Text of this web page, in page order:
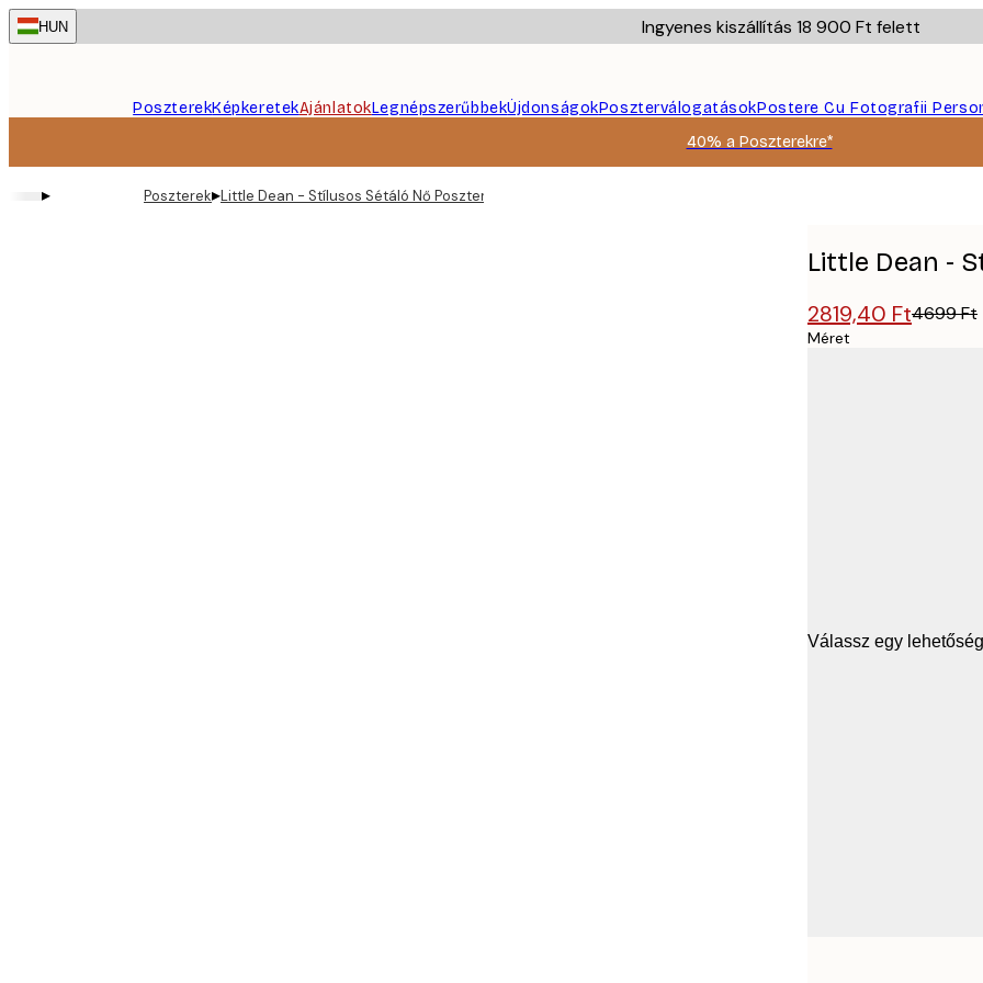
Skip
to
HUN Ingyenes kiszállítás 18 900 Ft felett
PoszterekKépkeretekAjánlatokLegnépszerűbbekÚjdonságokPoszterválogatásokPostere Cu Fotografii
40% a Poszterekre*
▸ Poszterek▸Little Dean - Stílusos Sétáló Nő Poszter
Little Dean -
2819,40 Ft4699 Ft
Méret
Válassz egy